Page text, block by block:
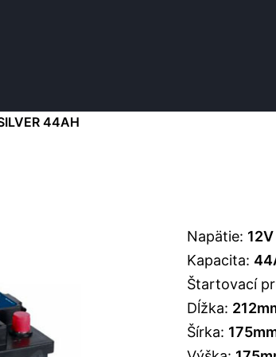
44AH
Napätie: 12V
Kapacita:
Štartovací
Dĺžka:
Šírka: